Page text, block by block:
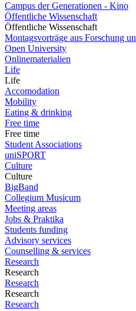
Campus der Generationen - Kino
Öffentliche Wissenschaft
Öffentliche Wissenschaft
Montagsvorträge aus Forschung
Open University
Onlinematerialien
Life
Life
Accomodation
Mobility
Eating & drinking
Free time
Free time
Student Associations
uniSPORT
Culture
Culture
BigBand
Collegium Musicum
Meeting areas
Jobs & Praktika
Students funding
Advisory services
Counselling & services
Research
Research
Research
Research
Research